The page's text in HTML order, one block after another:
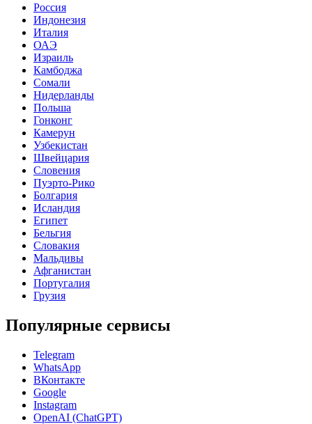
Россия
Индонезия
Италия
ОАЭ
Израиль
Камбоджа
Сомали
Нидерланды
Польша
Гонконг
Камерун
Узбекистан
Швейцария
Словения
Пуэрто-Рико
Болгария
Исландия
Египет
Бельгия
Словакия
Мальдивы
Афганистан
Португалия
Грузия
Популярные сервисы
Telegram
WhatsApp
ВКонтакте
Google
Instagram
OpenAI (ChatGPT)